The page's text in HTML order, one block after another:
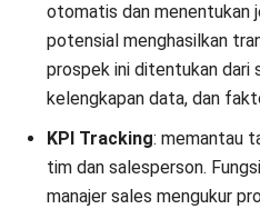
otomatis dan menentukan
potensial menghasilkan
prospek ini ditentukan dari
kelengkapan data, dan
KPI Tracking: memantau
tim dan salesperson.
manajer sales mengukur